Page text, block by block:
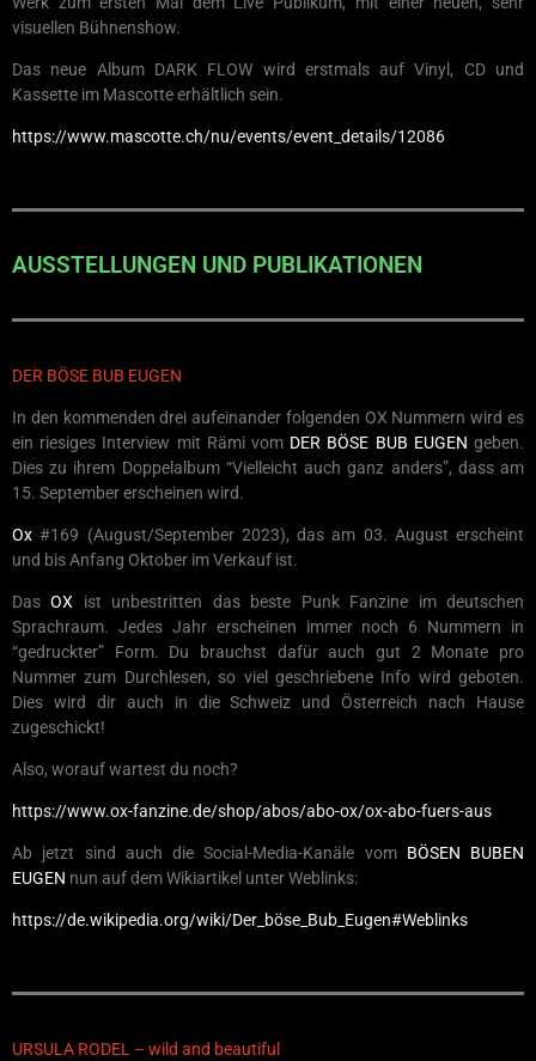
visuellen Bühnenshow.
Das neue Album DARK FLOW wird erstmals auf Vinyl, CD und
Kassette im Mascotte erhältlich sein.
https://www.mascotte.ch/nu/events/event_details/12086
AUSSTELLUNGEN UND PUBLIKATIONEN
DER BÖSE BUB EUGEN
In den kommenden drei aufeinander folgenden OX Nummern wird es
ein riesiges Interview mit Rämi vom DER BÖSE BUB EUGEN geben.
Dies zu ihrem Doppelalbum “Vielleicht auch ganz anders”, dass am
15. September erscheinen wird.
Ox #169 (August/September 2023), das am 03. August erscheint
und bis Anfang Oktober im Verkauf ist.
DasOX ist unbestritten das beste Punk Fanzine im deutschen
Sprachraum. Jedes Jahr erscheinen immer noch 6 Nummern in
“gedruckter” Form. Du brauchst dafür auch gut 2 Monate pro
Nummer zum Durchlesen, so viel geschriebene Info wird geboten.
Dies wird dir auch in die Schweiz und Österreich nach Hause
zugeschickt!
Also, worauf wartest du noch?
https://www.ox-fanzine.de/shop/abos/abo-ox/ox-abo-fuers-aus
Ab jetzt sind auch die Social-Media-Kanäle vom BÖSEN BUBEN
EUGEN nun auf dem Wikiartikel unter Weblinks:
https://de.wikipedia.org/wiki/Der_böse_Bub_Eugen#Weblinks
URSULA RODEL – wild and beautiful